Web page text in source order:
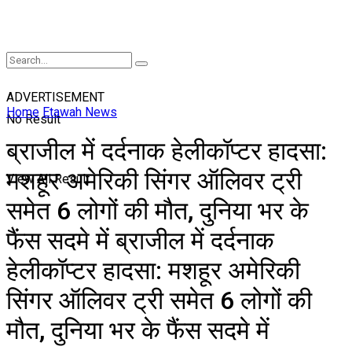
No Result
View All Result
ADVERTISEMENT
Home Etawah News
ब्राजील में दर्दनाक हेलीकॉप्टर हादसा:
मशहूर अमेरिकी सिंगर ऑलिवर ट्री
समेत 6 लोगों की मौत, दुनिया भर के
फैंस सदमे में ब्राजील में दर्दनाक
हेलीकॉप्टर हादसा: मशहूर अमेरिकी
सिंगर ऑलिवर ट्री समेत 6 लोगों की
मौत, दुनिया भर के फैंस सदमे में